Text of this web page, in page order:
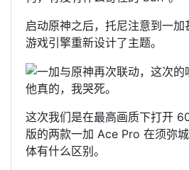
启动原神之后，托尼注意到一
游戏引擎重新设计了主题。
他真的，我哭死。
这次我们是在最高画质下打开
版的两款一加 Ace Pro 在须弥
体有什么区别。